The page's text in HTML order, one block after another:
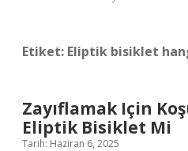
Etiket: Eliptik bisiklet
Zayıflamak Için
Eliptik Bisiklet Mi
Tarih: Haziran 6, 2025